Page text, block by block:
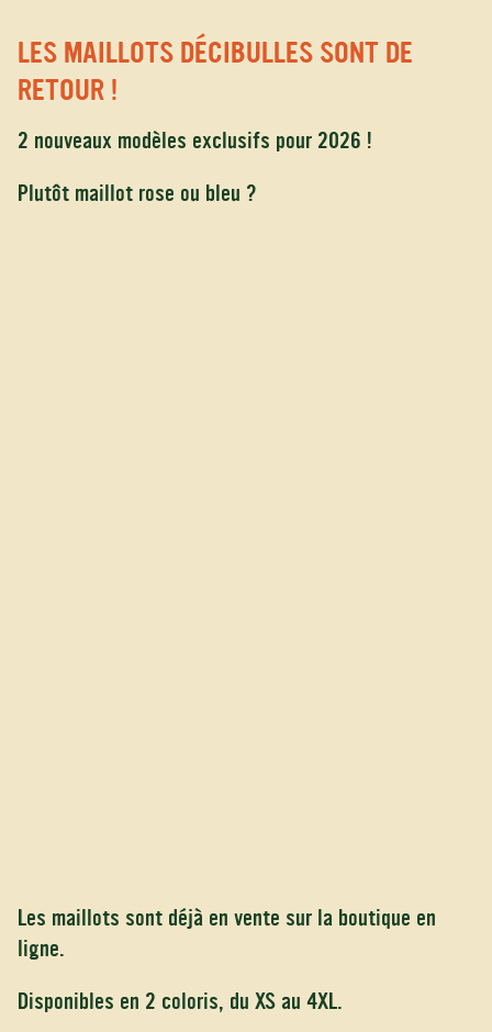
LES MAILLOTS DÉCIBULLES SONT DE
RETOUR !
2 nouveaux modèles exclusifs pour 2026 !
Plutôt maillot rose ou bleu ?
Les maillots sont déjà en vente sur la boutique en
ligne.
Disponibles en 2 coloris, du XS au 4XL.